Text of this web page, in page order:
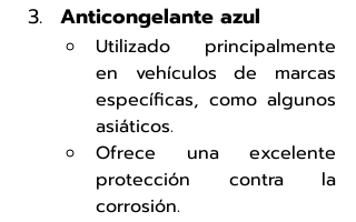
Anticongelante azul
Utilizado principalmente
en vehículos de marcas
específicas, como algunos
asiáticos.
Ofrece una excelente
protección contra la
corrosión.